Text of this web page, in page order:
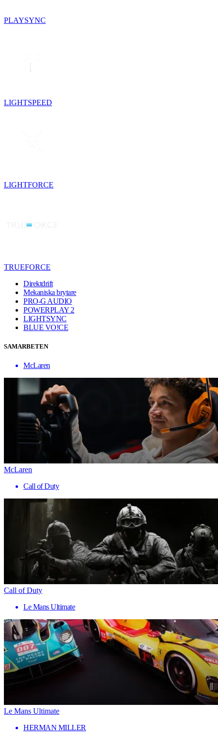
PLAYSYNC
LIGHTSPEED
LIGHTFORCE
TRUEFORCE
Direktdrift
Mekaniska brytare
PRO-G AUDIO
POWERPLAY 2
LIGHTSYNC
BLUE VO!CE
SAMARBETEN
McLaren
McLaren
Call of Duty
Call of Duty
Le Mans Ultimate
Le Mans Ultimate
HERMAN MILLER